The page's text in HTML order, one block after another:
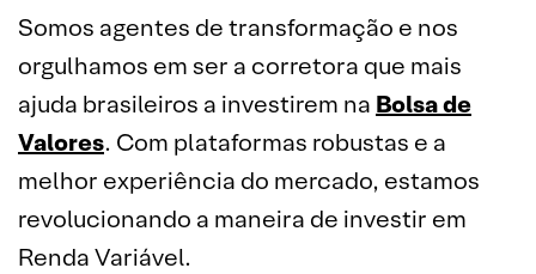
Somos agentes de transformação e nos
orgulhamos em ser a corretora que mais
ajuda brasileiros a investirem na Bolsa de
Valores. Com plataformas robustas e a
melhor experiência do mercado, estamos
revolucionando a maneira de investir em
Renda Variável.